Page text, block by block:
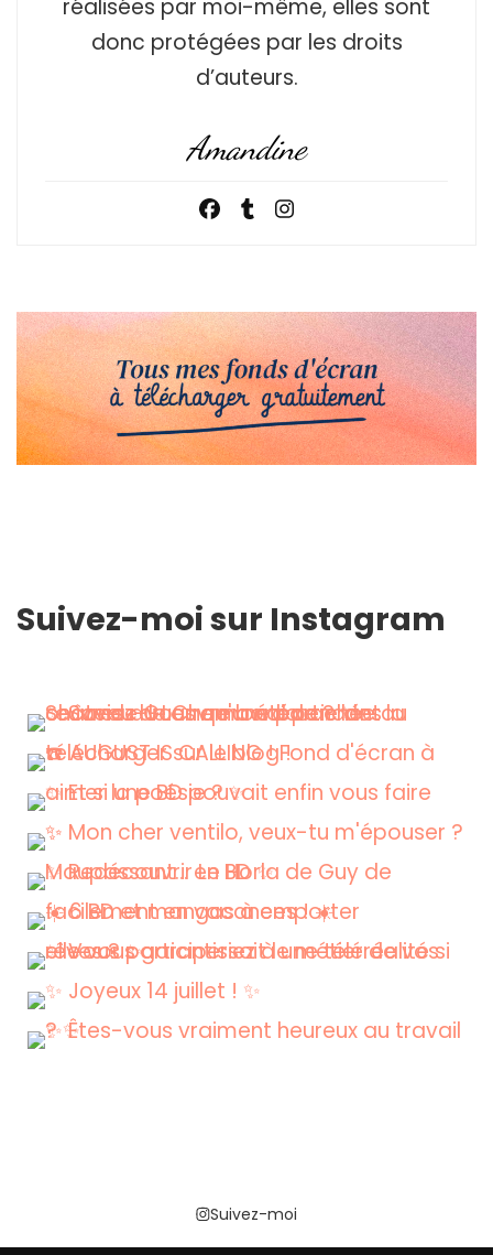
réalisées par moi-même, elles sont
donc protégées par les droits
d’auteurs.
Amandine
Suivez-moi sur Instagram
Suivez-moi